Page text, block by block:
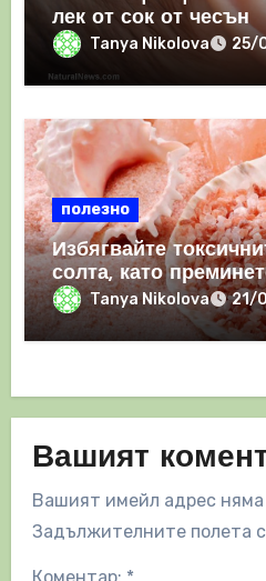
лек от сок от чесън
Tanya Nikolova 25/
полезно
Избягвайте
солта, като
хималайска сол
Tanya Nikolova 21/
Вашият
Вашият имейл адрес
Задължителните полета